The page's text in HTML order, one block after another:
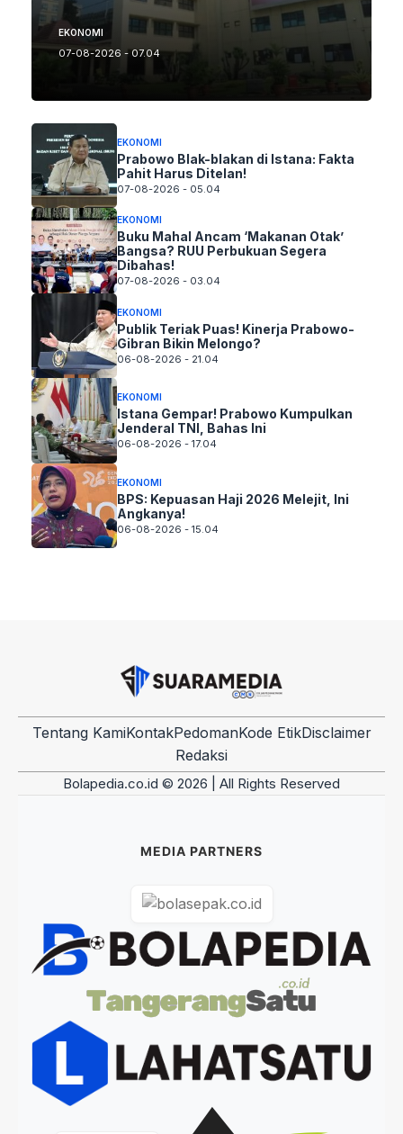
EKONOMI
07-08-2026 - 07.04
EKONOMI
Prabowo Blak-blakan di Istana: Fakta
Pahit Harus Ditelan!
07-08-2026 - 05.04
EKONOMI
Buku Mahal Ancam ‘Makanan Otak’
Bangsa? RUU Perbukuan Segera
Dibahas!
07-08-2026 - 03.04
EKONOMI
Publik Teriak Puas! Kinerja Prabowo-
Gibran Bikin Melongo?
06-08-2026 - 21.04
EKONOMI
Istana Gempar! Prabowo Kumpulkan
Jenderal TNI, Bahas Ini
06-08-2026 - 17.04
EKONOMI
BPS: Kepuasan Haji 2026 Melejit, Ini
Angkanya!
06-08-2026 - 15.04
Tentang KamiKontakPedomanKode EtikDisclaimer
Redaksi
Bolapedia.co.id © 2026 | All Rights Reserved
MEDIA PARTNERS